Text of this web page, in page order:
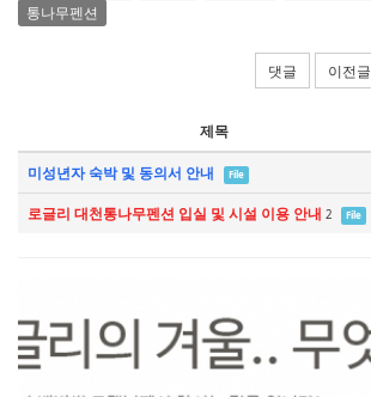
통나무펜션
댓글 이전글
제목
미성년자 숙박 및 동의서 안내 File
로글리 대천통나무펜션 입실 및 시설 이용 안내 2 File